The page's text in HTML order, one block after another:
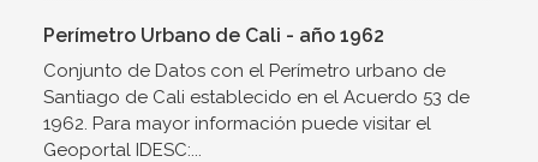
Perímetro Urbano de Cali - año 1962
Conjunto de Datos con el Perímetro urbano de
Santiago de Cali establecido en el Acuerdo 53 de
1962. Para mayor información puede visitar el
Geoportal IDESC:...